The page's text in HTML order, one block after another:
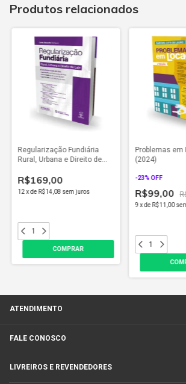
Produtos relacionados
Regularização Fundiária
Rural, Urbana e Direito de
R$169,00
12xde R$14,08 sem juros
Problemas em
(2024)
-23% OFF
R$99,00
9 xde R$11,00
ATENDIMENTO
FALE CONOSCO
LIVREIROS E REVENDEDORES